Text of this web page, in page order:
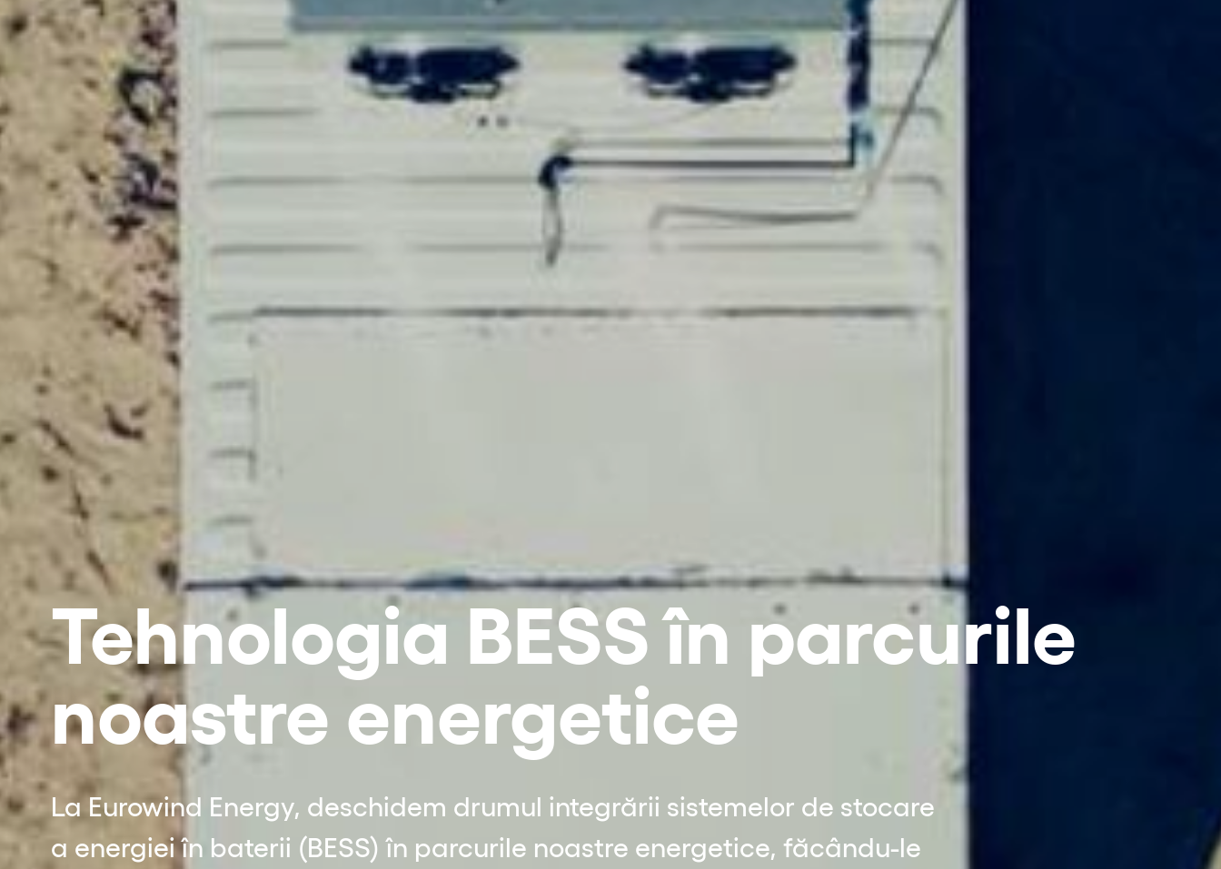
Tehnologia BESS în parcurile
noastre energetice
La Eurowind Energy, deschidem drumul integrării sistemelor de stocare
a energiei în baterii (BESS) în parcurile noastre energetice, făcându-le